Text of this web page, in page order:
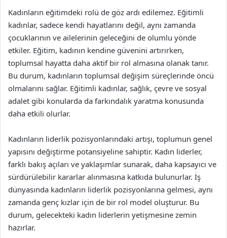
Kadınların eğitimdeki rolü de göz ardı edilemez. Eğitimli
kadınlar, sadece kendi hayatlarını değil, aynı zamanda
çocuklarının ve ailelerinin geleceğini de olumlu yönde
etkiler. Eğitim, kadının kendine güvenini artırırken,
toplumsal hayatta daha aktif bir rol almasına olanak tanır.
Bu durum, kadınların toplumsal değişim süreçlerinde öncü
olmalarını sağlar. Eğitimli kadınlar, sağlık, çevre ve sosyal
adalet gibi konularda da farkındalık yaratma konusunda
daha etkili olurlar.
Kadınların liderlik pozisyonlarındaki artışı, toplumun genel
yapısını değiştirme potansiyeline sahiptir. Kadın liderler,
farklı bakış açıları ve yaklaşımlar sunarak, daha kapsayıcı ve
sürdürülebilir kararlar alınmasına katkıda bulunurlar. İş
dünyasında kadınların liderlik pozisyonlarına gelmesi, aynı
zamanda genç kızlar için de bir rol model oluşturur. Bu
durum, gelecekteki kadın liderlerin yetişmesine zemin
hazırlar.